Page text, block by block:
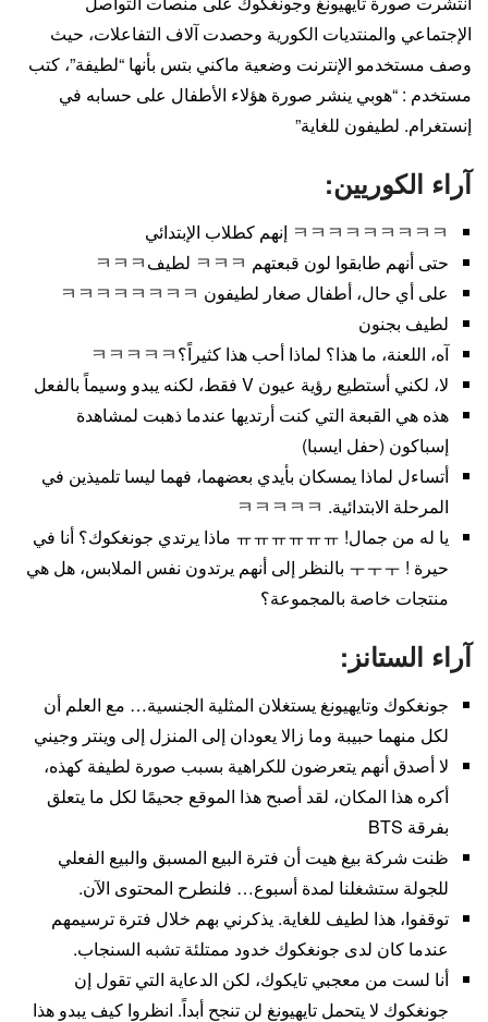
الإجتماعي والمنتديات الكورية وحصدت آلاف التفاعلات، حيث
وصف مستخدمو الإنترنت وضعية ماكني بتس بأنها “لطيفة”، كتب
مستخدم : “هوبي ينشر صورة هؤلاء الأطفال على حسابه في
إنستغرام. لطيفون للغاية”
آراء الكوريين:
ㅋㅋㅋㅋㅋㅋㅋㅋㅋ إنهم كطلاب الإبتدائي
حتى أنهم طابقوا لون قبعتهم ㅋㅋㅋ لطيفㅋㅋㅋ
على أي حال، أطفال صغار لطيفون ㅋㅋㅋㅋㅋㅋㅋㅋ
لطيف بجنون
آه، اللعنة، ما هذا؟ لماذا أحب هذا كثيراً؟ㅋㅋㅋㅋㅋ
لا، لكني أستطيع رؤية عيون V فقط، لكنه يبدو وسيماً بالفعل
هذه هي القبعة التي كنت أرتديها عندما ذهبت لمشاهدة
إسباكون (حفل ايسبا)
أتساءل لماذا يمسكان بأيدي بعضهما، فهما ليسا تلميذين في
المرحلة الابتدائية. ㅋㅋㅋㅋㅋ
يا له من جمال! ㅠㅠㅠㅠㅠㅠ ماذا يرتدي جونغكوك؟ أنا في
حيرة ! ㅜㅜㅜ بالنظر إلى أنهم يرتدون نفس الملابس، هل هي
منتجات خاصة بالمجموعة؟
آراء الستانز:
جونغكوك وتايهيونغ يستغلان المثلية الجنسية… مع العلم أن
لكل منهما حبيبة وما زالا يعودان إلى المنزل إلى وينتر وجيني
لا أصدق أنهم يتعرضون للكراهية بسبب صورة لطيفة كهذه،
أكره هذا المكان، لقد أصبح هذا الموقع جحيمًا لكل ما يتعلق
بفرقة BTS
ظنت شركة بيغ هيت أن فترة البيع المسبق والبيع الفعلي
للجولة ستشغلنا لمدة أسبوع… فلنطرح المحتوى الآن.
توقفوا، هذا لطيف للغاية. يذكرني بهم خلال فترة ترسيمهم
عندما كان لدى جونغكوك خدود ممتلئة تشبه السنجاب.
أنا لست من معجبي تايكوك، لكن الدعاية التي تقول إن
جونغكوك لا يتحمل تايهيونغ لن تنجح أبداً. انظروا كيف يبدو هذا